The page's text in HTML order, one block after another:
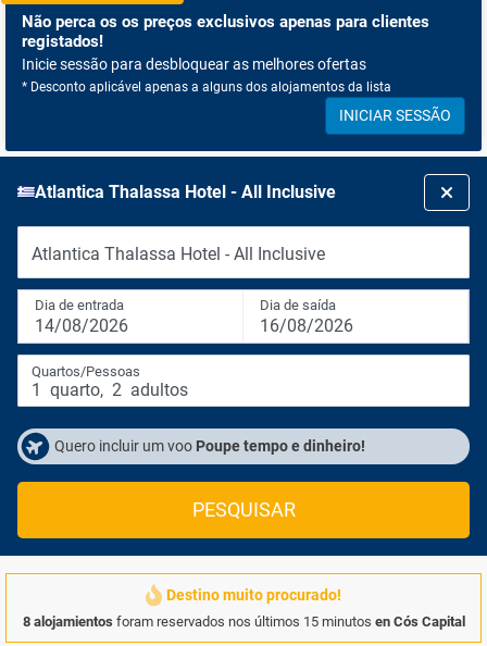
Não perca os os preços exclusivos apenas para clientes
registados!
Inicie sessão para desbloquear as melhores ofertas
* Desconto aplicável apenas a alguns dos alojamentos da lista
INICIAR SESSÃO
Atlantica Thalassa Hotel - All Inclusive
Atlantica Thalassa Hotel - All Inclusive
Dia de entrada
14/08/2026
Dia de saída
16/08/2026
Quartos/Pessoas
1 quarto, 2 adultos
Quero incluir um voo Poupe tempo e dinheiro!
PESQUISAR
Destino muito procurado!
8 alojamientos foram reservados nos últimos 15 minutos en Cós Capital